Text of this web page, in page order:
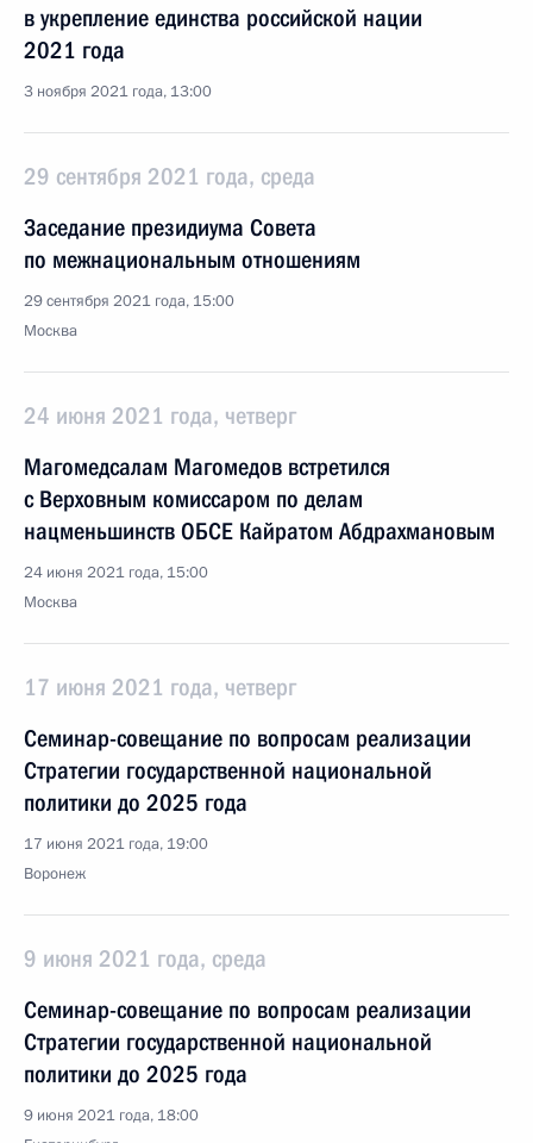
в укрепление единства российской нации
2021 года
3 ноября 2021 года, 13:00
29 сентября 2021 года, среда
Заседание президиума Совета
по межнациональным отношениям
29 сентября 2021 года, 15:00
Москва
24 июня 2021 года, четверг
Магомедсалам Магомедов встретился
с Верховным комиссаром по делам
нацменьшинств ОБСЕ Кайратом Абдрахмановым
24 июня 2021 года, 15:00
Москва
17 июня 2021 года, четверг
Семинар-совещание по вопросам реализации
Стратегии государственной национальной
политики до 2025 года
17 июня 2021 года, 19:00
Воронеж
9 июня 2021 года, среда
Семинар-совещание по вопросам реализации
Стратегии государственной национальной
политики до 2025 года
9 июня 2021 года, 18:00